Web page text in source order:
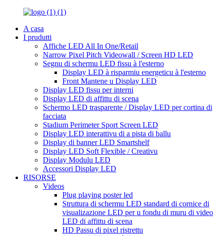
A casa
I prudutti
Affiche LED All In One/Retail
Narrow Pixel Pitch Videowall / Screen HD LED
Segnu di schermu LED fissu à l'esterno
Display LED à risparmiu energeticu à l'esterno
Front Mantene u Display LED
Display LED fissu per interni
Display LED di affittu di scena
Schermo LED trasparente / Display LED per cortina di
facciata
Stadium Perimeter Sport Screen LED
Display LED interattivu di a pista di ballu
Display di banner LED Smartshelf
Display LED Soft Flexible / Creativu
Display Modulu LED
Accessori Display LED
RISORSE
Videos
Plug playing poster led
Struttura di schermu LED standard di cornice di
visualizazione LED per u fondu di muru di video
LED di affittu di scena
HD Passu di pixel ristrettu